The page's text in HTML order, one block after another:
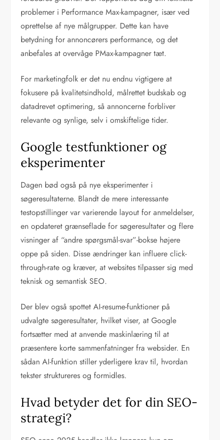
problemer i Performance Max-kampagner, især ved
oprettelse af nye målgrupper. Dette kan have
betydning for annoncørers performance, og det
anbefales at overvåge PMax-kampagner tæt.
For marketingfolk er det nu endnu vigtigere at
fokusere på kvalitetsindhold, målrettet budskab og
datadrevet optimering, så annoncerne forbliver
relevante og synlige, selv i omskiftelige tider.
Google testfunktioner og
eksperimenter
Dagen bød også på nye eksperimenter i
søgeresultaterne. Blandt de mere interessante
testopstillinger var varierende layout for anmeldelser,
en opdateret grænseflade for søgeresultater og flere
visninger af “andre spørgsmål-svar”-bokse højere
oppe på siden. Disse ændringer kan influere click-
through-rate og kræver, at websites tilpasser sig med
teknisk og semantisk SEO.
Der blev også spottet AI-resume-funktioner på
udvalgte søgeresultater, hvilket viser, at Google
fortsætter med at anvende maskinlæring til at
præsentere korte sammenfatninger fra websider. En
sådan AI-funktion stiller yderligere krav til, hvordan
tekster struktureres og formidles.
Hvad betyder det for din SEO-
strategi?